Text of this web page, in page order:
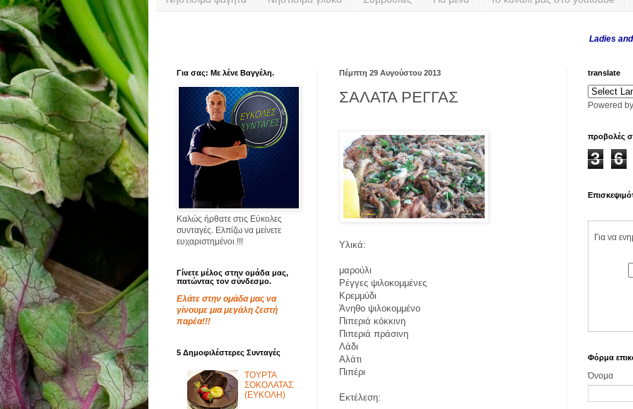
Ladies and
Πέμπτη 29 Αυγούστου 2013
ΣΑΛΑΤΑ ΡΕΓΓΑΣ
Υλικά:
μαρούλι
Ρέγγες ψιλοκομμένες
Κρεμμύδι
Άνηθο ψιλοκομμένο
Πιπεριά κόκκινη
Πιπεριά πράσινη
Λάδι
Αλάτι
Πιπέρι
Εκτέλεση:
Για σας: Με λένε Βαγγέλη.
Καλώς ήρθατε στις Εύκολες
συνταγές. Ελπίζω να μείνετε
ευχαριστημένοι.!!!
Γίνετε μέλος στην ομάδα μας,
πατώντας τον σύνδεσμο.
Ελάτε στην ομάδα μας να
γίνουμε μια μεγάλη ζεστή
παρέα!!!
5 Δημοφιλέστερες Συνταγές
ΤΟΥΡΤΑ
ΣΟΚΟΛΑΤΑΣ
(ΕΥΚΟΛΗ)
translate
Powered
προβολές
3 6
Για να
Φόρμα
Όνομα